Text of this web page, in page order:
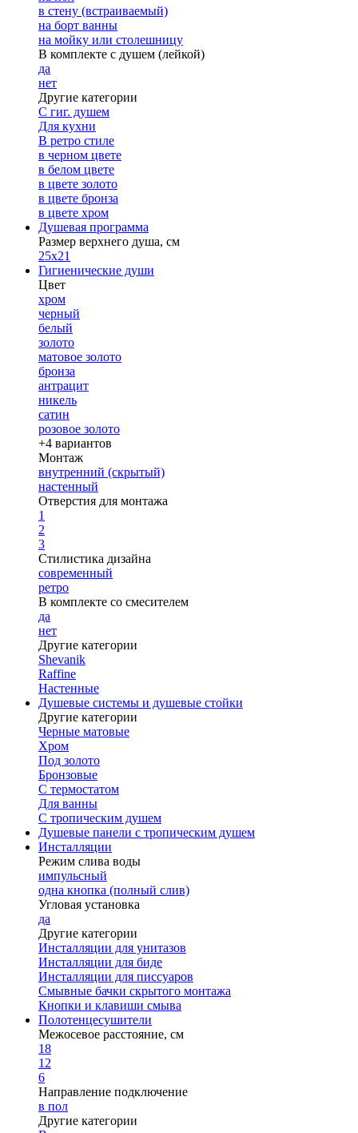
в стену (встраиваемый)
на борт ванны
на мойку или столешницу
В комплекте с душем (лейкой)
да
нет
Другие категории
С гиг. душем
Для кухни
В ретро стиле
в черном цвете
в белом цвете
в цвете золото
в цвете бронза
в цвете хром
Душевая программа
Размер верхнего душа, см
25х21
Гигиенические души
Цвет
хром
черный
белый
золото
матовое золото
бронза
антрацит
никель
сатин
розовое золото
+4 вариантов
Монтаж
внутренний (скрытый)
настенный
Отверстия для монтажа
1
2
3
Стилистика дизайна
современный
ретро
В комплекте со смесителем
да
нет
Другие категории
Shevanik
Raffine
Настенные
Душевые системы и душевые стойки
Другие категории
Черные матовые
Хром
Под золото
Бронзовые
С термостатом
Для ванны
С тропическим душем
Душевые панели с тропическим душем
Инсталляции
Режим слива воды
импульсный
одна кнопка (полный слив)
Угловая установка
да
Другие категории
Инсталляции для унитазов
Инсталляции для биде
Инсталляции для писсуаров
Смывные бачки скрытого монтажа
Кнопки и клавиши смыва
Полотенцесушители
Межосевое расстояние, см
18
12
6
Направление подключение
в пол
Другие категории